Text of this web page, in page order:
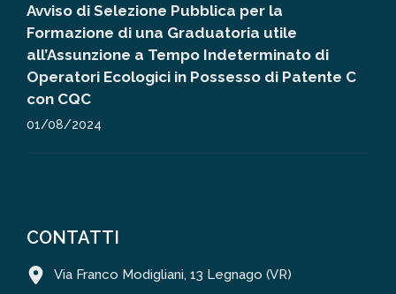
Avviso di Selezione Pubblica per la
Formazione di una Graduatoria utile
all’Assunzione a Tempo Indeterminato di
Operatori Ecologici in Possesso di Patente C
con CQC
01/08/2024
CONTATTI
Via Franco Modigliani, 13 Legnago (VR)